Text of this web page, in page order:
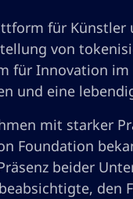
für
von
für Innovation
und eine
mit starker
Foundation
beider
den